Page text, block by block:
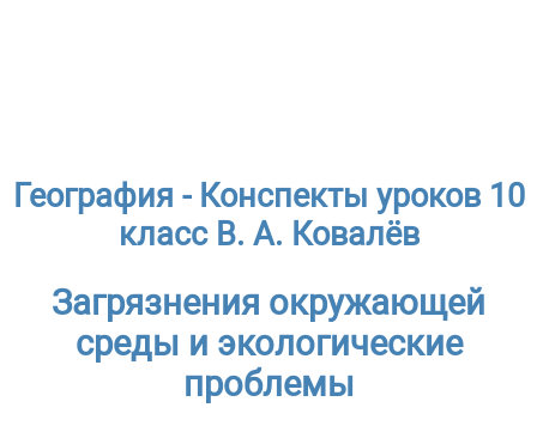
География - Конспекты уроков 10
класс В. А. Ковалёв
Загрязнения окружающей
среды и экологические
проблемы